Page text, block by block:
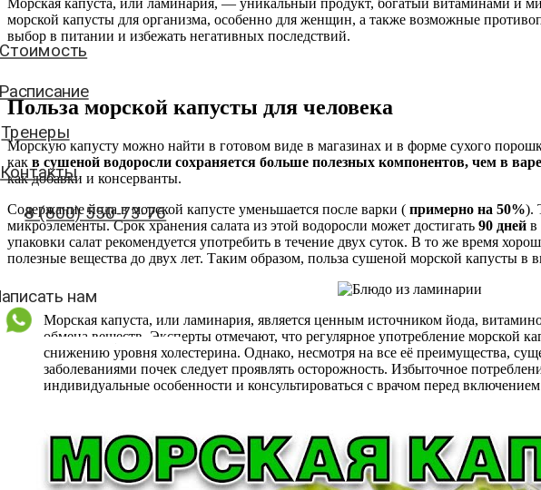
Тренеры
Контакты
8 (800) 550-73-76
нам
морской капусты для организма, особенно для женщин, а также возможные
выбор в питании и избежать негативных последствий.
Польза морской капусты для человека
Морскую капусту можно найти в готовом виде в магазинах и в форме сухого
как в сушеной водоросли сохраняется больше полезных компонентов, чем в
как добавки и консерванты.
Содержание йода в морской капусте уменьшается после варки ( примерно на 50%).
микроэлементы. Срок хранения салата из этой водоросли может достигать 90 дней в
упаковки салат рекомендуется употребить в течение двух суток. В то же время
полезные вещества до двух лет. Таким образом, польза сушеной морской капусты в
Морская капуста, или ламинария, является ценным источником йода,
обмена веществ. Эксперты отмечают, что регулярное употребление
снижению уровня холестерина. Однако, несмотря на все её преимущества,
заболеваниями почек следует проявлять осторожность. Избыточное
индивидуальные особенности и консультироваться с врачом перед